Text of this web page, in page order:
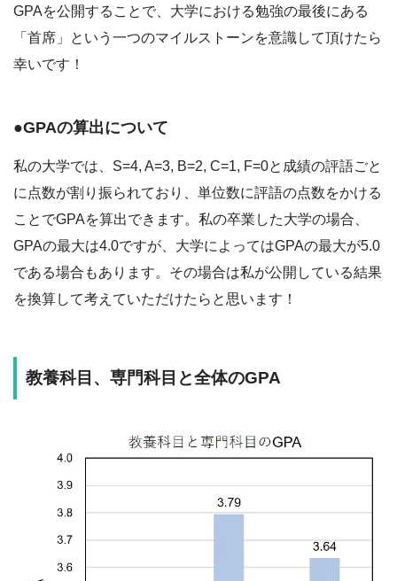
GPAを公開することで、大学における勉強の最後にある
「首席」という一つのマイルストーンを意識して頂けたら
幸いです！
●GPAの算出について
私の大学では、S=4, A=3, B=2, C=1, F=0と成績の評語ごと
に点数が割り振られており、単位数に評語の点数をかける
ことでGPAを算出できます。私の卒業した大学の場合、
GPAの最大は4.0ですが、大学によってはGPAの最大が5.0
である場合もあります。その場合は私が公開している結果
を換算して考えていただけたらと思います！
教養科目、専門科目と全体のGPA